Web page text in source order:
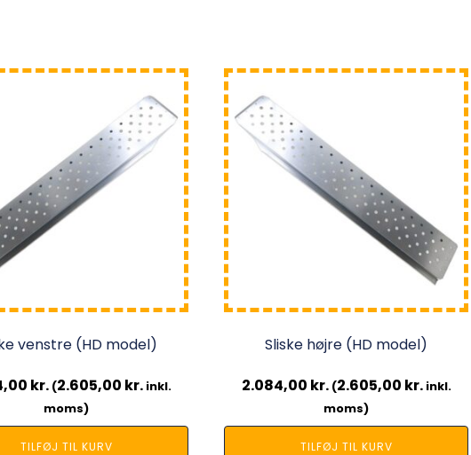
venstre (HD model)
kr. (2.605,00 kr.inkl.
moms)
TILFØJ TIL KURV
Sliske højre (HD model)
2.084,00 kr. (2.605,00 kr.inkl.
moms)
TILFØJ TIL KURV